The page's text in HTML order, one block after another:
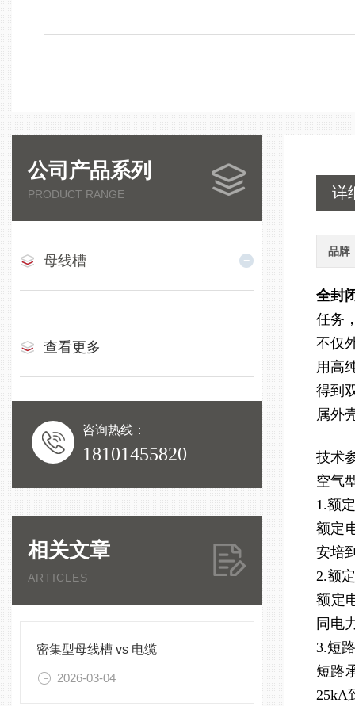
公司产品系列
PRODUCT RANGE
母线槽
查看更多
咨询热线：
18101455820
相关文章
ARTICLES
密集型母线槽 vs 电缆
2026-03-04
详
品牌
全封
任务
不仅
用高
得到
属外
技术
空气
1.额
额定
安培
2.额
额定
同电
3.短
短路
25kA